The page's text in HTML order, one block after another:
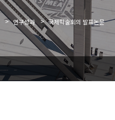
> 연구성과 > 국제학술회의 발표논문